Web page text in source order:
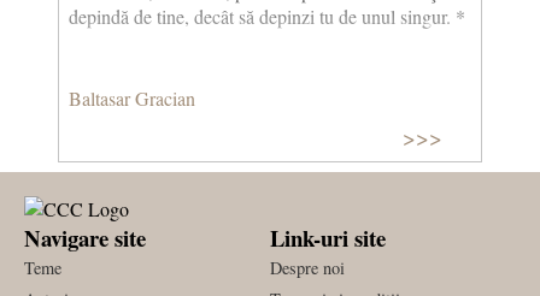
depindă de tine, decât să depinzi tu de unul singur. *
Baltasar Gracian
>>>
Navigare site
Teme
Link-uri site
Despre noi